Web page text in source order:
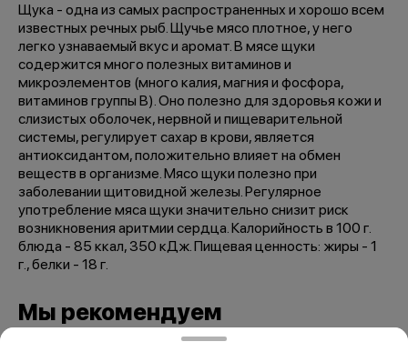
Щука - одна из самых распространенных и хорошо всем
известных речных рыб. Щучье мясо плотное, у него
легко узнаваемый вкус и аромат. В мясе щуки
содержится много полезных витаминов и
микроэлементов (много калия, магния и фосфора,
витаминов группы B). Оно полезно для здоровья кожи и
слизистых оболочек, нервной и пищеварительной
системы, регулирует сахар в крови, является
антиоксидантом, положительно влияет на обмен
веществ в организме. Мясо щуки полезно при
заболевании щитовидной железы. Регулярное
употребление мяса щуки значительно снизит риск
возникновения аритмии сердца. Калорийность в 100 г.
блюда - 85 ккал, 350 кДж. Пищевая ценность: жиры - 1
г., белки - 18 г.
Мы рекомендуем